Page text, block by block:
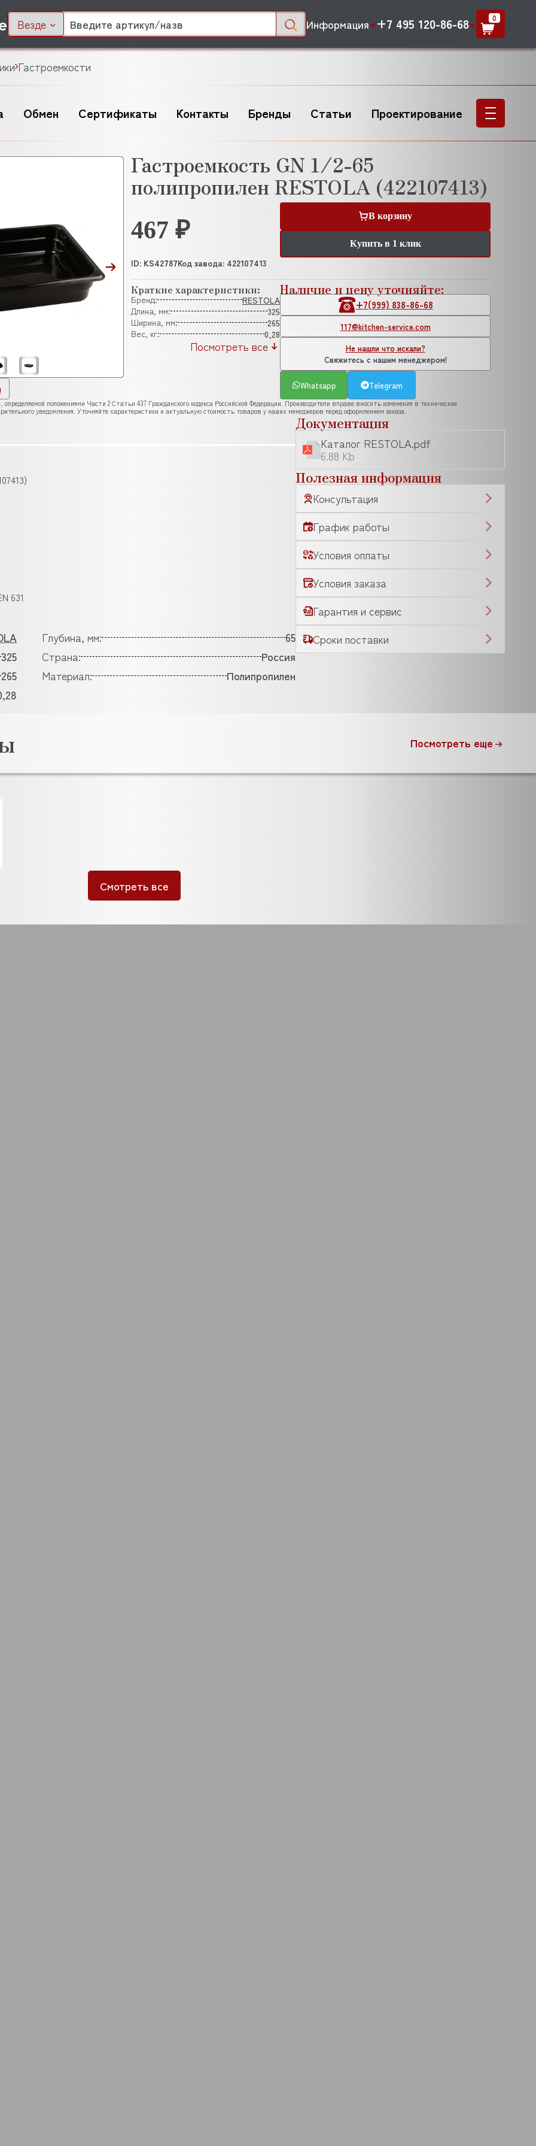
Везде Информация +7 495 120-86-68 0
Гастроемкости
Обмен Сертификаты Контакты Бренды Статьи Проектирование
Гастроемкость GN 1/2-65
полипропилен RESTOLA (422107413)
467 ₽
В корзину
Купить в 1 клик
ID: KS42787Код завода: 422107413
Краткие характеристики:
Бренд:
RESTOLA
Длина, мм:
325
Ширина, мм:
265
Вес, кг:
0,28
Посмотреть все
Наличие и цену уточняйте:
+7(999) 838-86-68
117@kitchen-service.com
Не нашли что искали?
Свяжитесь с нашим менеджером!
Whatsapp Telegram
положениями Части 2 Статьи 437 Гражданского кодекса Российской Федерации. Производители вправе вносить изменения в технические
уведомления. Уточняйте характеристики и актуальную стоимость товаров у наших менеджеров перед оформлением заказа.
631
Глубина, мм:
65
325 Страна:
Россия
265 Материал:
Полипропилен
Документация
Каталог RESTOLA.pdf
6.88 Kb
Полезная информация
Консультация
График работы
Условия оплаты
Условия заказа
Гарантия и сервис
Сроки поставки
Посмотреть еще
Смотреть все